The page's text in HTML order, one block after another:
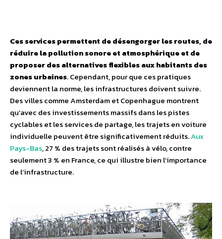
Ces services permettent de désengorger les routes, de
réduire la pollution sonore et atmosphérique et de
proposer des alternatives flexibles aux habitants des
zones urbaines. Cependant, pour que ces pratiques
deviennent la norme, les infrastructures doivent suivre.
Des villes comme Amsterdam et Copenhague montrent
qu’avec des investissements massifs dans les pistes
cyclables et les services de partage, les trajets en voiture
individuelle peuvent être significativement réduits.Aux
Pays-Bas, 27 % des trajets sont réalisés à vélo, contre
seulement 3 % en France, ce qui illustre bien l’importance
de l’infrastructure.